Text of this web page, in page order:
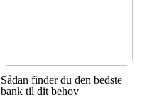
Sådan finder du den bedste
bank til dit behov